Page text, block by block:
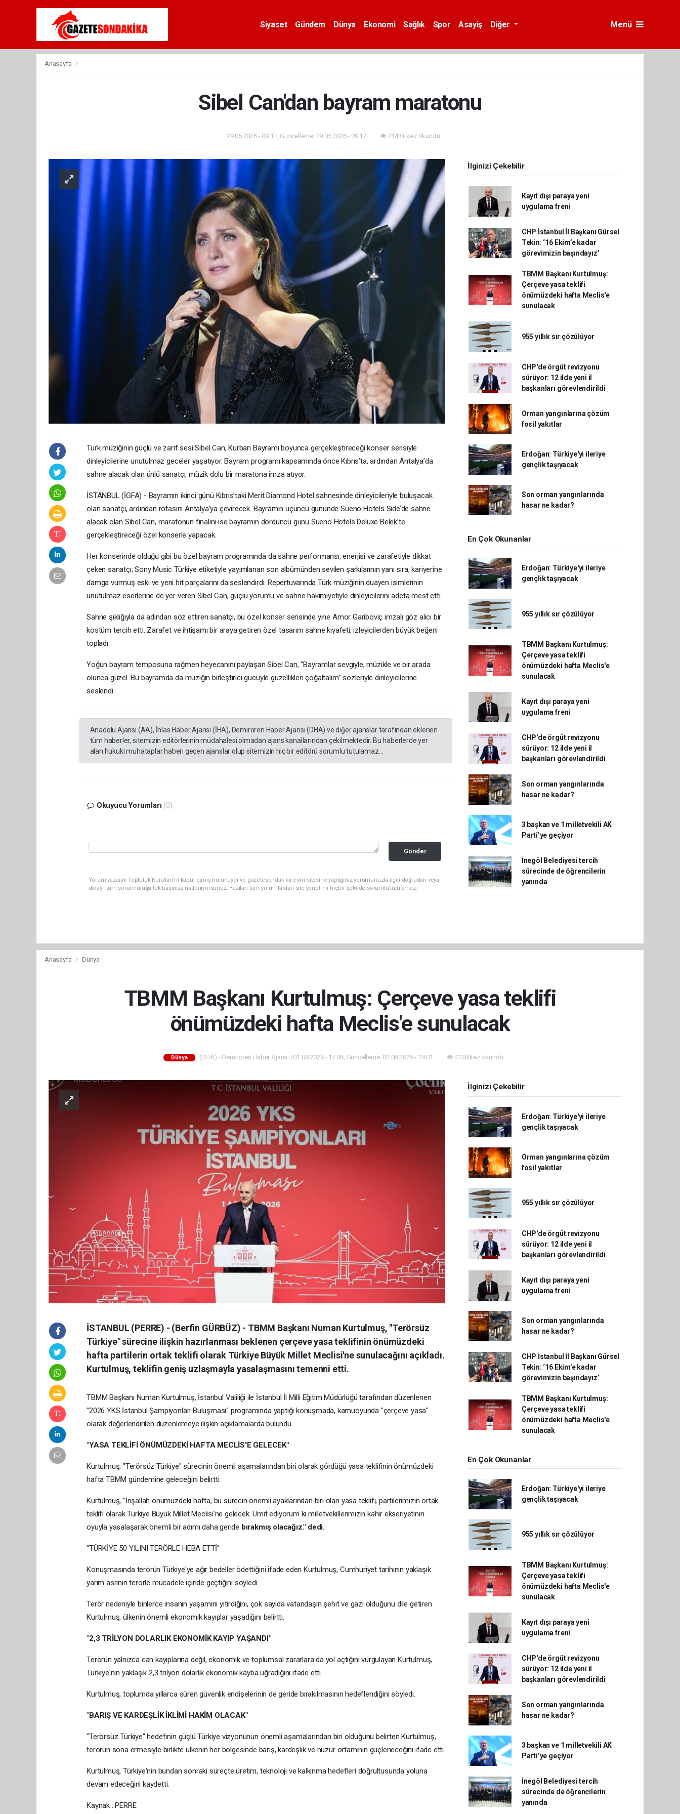
Siyaset Gündem Dünya Ekonomi Sağlık Spor Asayiş Diğer Menü
Anasayfa
Sibel Can'dan bayram maratonu
29.05.2026 - 09:17, Güncelleme: 29.05.2026 - 09:17 2143+ kez okundu.
Türk müziğinin güçlü ve zarif sesi Sibel Can, Kurban Bayramı boyunca gerçekleştireceği konser serisiyle
dinleyicilerine unutulmaz geceler yaşatıyor. Bayram programı kapsamında önce Kıbrıs’ta, ardından Antalya’da
sahne alacak olan ünlü sanatçı, müzik dolu bir maratona imza atıyor.
İSTANBUL (İGFA) - Bayramın ikinci günü Kıbrıs’taki Merit Diamond Hotel sahnesinde dinleyicileriyle buluşacak
olan sanatçı, ardından rotasını Antalya’ya çevirecek. Bayramın üçüncü gününde Sueno Hotels Side’de sahne
alacak olan Sibel Can, maratonun finalini ise bayramın dördüncü günü Sueno Hotels Deluxe Belek’te
gerçekleştireceği özel konserle yapacak.
Her konserinde olduğu gibi bu özel bayram programında da sahne performansı, enerjisi ve zarafetiyle dikkat
çeken sanatçı; Sony Music Türkiye etiketiyle yayımlanan son albümünden sevilen şarkılarının yanı sıra, kariyerine
damga vurmuş eski ve yeni hit parçalarını da seslendirdi. Repertuvarında Türk müziğinin duayen isimlerinin
unutulmaz eserlerine de yer veren Sibel Can, güçlü yorumu ve sahne hakimiyetiyle dinleyicilerini adeta mest etti.
Sahne şıklığıyla da adından söz ettiren sanatçı, bu özel konser serisinde yine Amor Gariboviç imzalı göz alıcı bir
kostüm tercih etti. Zarafet ve ihtişamı bir araya getiren özel tasarım sahne kıyafeti, izleyicilerden büyük beğeni
topladı.
Yoğun bayram temposuna rağmen heyecanını paylaşan Sibel Can, “Bayramlar sevgiyle, müzikle ve bir arada
olunca güzel. Bu bayramda da müziğin birleştirici gücüyle güzellikleri çoğaltalım” sözleriyle dinleyicilerine
seslendi.
Anadolu Ajansı (AA), İhlas Haber Ajansı (İHA), Demirören Haber Ajansı (DHA) ve diğer ajanslar tarafından eklenen
tüm haberler, sitemizin editörlerinin müdahalesi olmadan ajans kanallarından çekilmektedir. Bu haberlerde yer
alan hukuki muhataplar haberi geçen ajanslar olup sitemizin hiç bir editörü sorumlu tutulamaz...
Okuyucu Yorumları (0)
Gönder
Yorum yazarak Topluluk Kuralları’nı kabul etmiş bulunuyor ve gazetesondakika.com sitesine yaptığınız yorumunuzla ilgili doğrudan veya
dolaylı tüm sorumluluğu tek başınıza üstleniyorsunuz. Yazılan tüm yorumlardan site yönetimi hiçbir şekilde sorumlu tutulamaz.
İlginizi Çekebilir
Kayıt dışı paraya yeni
uygulama freni
CHP İstanbul İl Başkanı Gürsel
Tekin: ‘16 Ekim’e kadar
görevimizin başındayız’
TBMM Başkanı Kurtulmuş:
Çerçeve yasa teklifi
önümüzdeki hafta Meclis'e
sunulacak
955 yıllık sır çözülüyor
CHP'de örgüt revizyonu
sürüyor: 12 ilde yeni il
başkanları görevlendirildi
Orman yangınlarına çözüm
fosil yakıtlar
Erdoğan: Türkiye'yi ileriye
gençlik taşıyacak
Son orman yangınlarında
hasar ne kadar?
En Çok Okunanlar
Erdoğan: Türkiye'yi ileriye
gençlik taşıyacak
955 yıllık sır çözülüyor
TBMM Başkanı Kurtulmuş:
Çerçeve yasa teklifi
önümüzdeki hafta Meclis'e
sunulacak
Kayıt dışı paraya yeni
uygulama freni
CHP'de örgüt revizyonu
sürüyor: 12 ilde yeni il
başkanları görevlendirildi
Son orman yangınlarında
hasar ne kadar?
3 başkan ve 1 milletvekili AK
Parti’ye geçiyor
İnegöl Belediyesi tercih
sürecinde de öğrencilerin
yanında
Anasayfa Dünya
TBMM Başkanı Kurtulmuş: Çerçeve yasa teklifi
önümüzdeki hafta Meclis'e sunulacak
Dünya (DHA) - Demirören Haber Ajansı | 01.08.2026 - 17:06, Güncelleme: 02.08.2026 - 19:01 4138 kez okundu.
İSTANBUL (PERRE) - (Berfin GÜRBÜZ) - TBMM Başkanı Numan Kurtulmuş, "Terörsüz
Türkiye" sürecine ilişkin hazırlanması beklenen çerçeve yasa teklifinin önümüzdeki
hafta partilerin ortak teklifi olarak Türkiye Büyük Millet Meclisi'ne sunulacağını açıkladı.
Kurtulmuş, teklifin geniş uzlaşmayla yasalaşmasını temenni etti.
TBMM Başkanı Numan Kurtulmuş, İstanbul Valiliği ile İstanbul İl Milli Eğitim Müdürlüğü tarafından düzenlenen
"2026 YKS İstanbul Şampiyonları Buluşması" programında yaptığı konuşmada, kamuoyunda "çerçeve yasa"
olarak değerlendirilen düzenlemeye ilişkin açıklamalarda bulundu.
"YASA TEKLİFİ ÖNÜMÜZDEKİ HAFTA MECLİS'E GELECEK"
Kurtulmuş, "Terörsüz Türkiye" sürecinin önemli aşamalarından biri olarak gördüğü yasa teklifinin önümüzdeki
hafta TBMM gündemine geleceğini belirtti.
Kurtulmuş, "İnşallah önümüzdeki hafta, bu sürecin önemli ayaklarından biri olan yasa teklifi, partilerimizin ortak
teklifi olarak Türkiye Büyük Millet Meclisi'ne gelecek. Ümit ediyorum ki milletvekillerimizin kahir ekseriyetinin
oyuyla yasalaşarak önemli bir adımı daha geride bırakmış olacağız." dedi.
"TÜRKİYE 50 YILINI TERÖRLE HEBA ETTİ"
Konuşmasında terörün Türkiye'ye ağır bedeller ödettiğini ifade eden Kurtulmuş, Cumhuriyet tarihinin yaklaşık
yarım asrının terörle mücadele içinde geçtiğini söyledi.
Terör nedeniyle binlerce insanın yaşamını yitirdiğini, çok sayıda vatandaşın şehit ve gazi olduğunu dile getiren
Kurtulmuş, ülkenin önemli ekonomik kayıplar yaşadığını belirtti.
"2,3 TRİLYON DOLARLIK EKONOMİK KAYIP YAŞANDI"
Terörün yalnızca can kayıplarına değil, ekonomik ve toplumsal zararlara da yol açtığını vurgulayan Kurtulmuş,
Türkiye'nin yaklaşık 2,3 trilyon dolarlık ekonomik kayba uğradığını ifade etti.
Kurtulmuş, toplumda yıllarca süren güvenlik endişelerinin de geride bırakılmasının hedeflendiğini söyledi.
"BARIŞ VE KARDEŞLİK İKLİMİ HAKİM OLACAK"
"Terörsüz Türkiye" hedefinin güçlü Türkiye vizyonunun önemli aşamalarından biri olduğunu belirten Kurtulmuş,
terörün sona ermesiyle birlikte ülkenin her bölgesinde barış, kardeşlik ve huzur ortamının güçleneceğini ifade etti.
Kurtulmuş, Türkiye'nin bundan sonraki süreçte üretim, teknoloji ve kalkınma hedefleri doğrultusunda yoluna
devam edeceğini kaydetti.
Kaynak : PERRE
İlginizi Çekebilir
Erdoğan: Türkiye'yi ileriye
gençlik taşıyacak
Orman yangınlarına çözüm
fosil yakıtlar
955 yıllık sır çözülüyor
CHP'de örgüt revizyonu
sürüyor: 12 ilde yeni il
başkanları görevlendirildi
Kayıt dışı paraya yeni
uygulama freni
Son orman yangınlarında
hasar ne kadar?
CHP İstanbul İl Başkanı Gürsel
Tekin: ‘16 Ekim’e kadar
görevimizin başındayız’
TBMM Başkanı Kurtulmuş:
Çerçeve yasa teklifi
önümüzdeki hafta Meclis'e
sunulacak
En Çok Okunanlar
Erdoğan: Türkiye'yi ileriye
gençlik taşıyacak
955 yıllık sır çözülüyor
TBMM Başkanı Kurtulmuş:
Çerçeve yasa teklifi
önümüzdeki hafta Meclis'e
sunulacak
Kayıt dışı paraya yeni
uygulama freni
CHP'de örgüt revizyonu
sürüyor: 12 ilde yeni il
başkanları görevlendirildi
Son orman yangınlarında
hasar ne kadar?
3 başkan ve 1 milletvekili AK
Parti’ye geçiyor
İnegöl Belediyesi tercih
sürecinde de öğrencilerin
yanında